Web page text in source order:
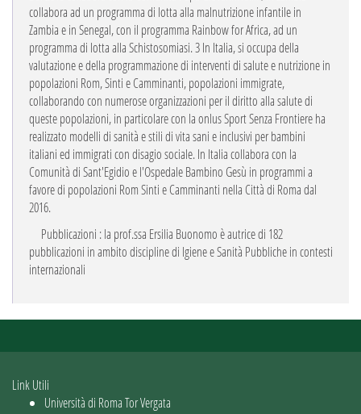
collabora ad un programma di lotta alla malnutrizione infantile in
Zambia e in Senegal, con il programma Rainbow for Africa, ad un
programma di lotta alla Schistosomiasi.3 In Italia, si occupa della
valutazione e della programmazione di interventi di salute e nutrizione in
popolazioni Rom, Sinti e Camminanti, popolazioni immigrate,
collaborando con numerose organizzazioni per il diritto alla salute di
queste popolazioni, in particolare con la onlus Sport Senza Frontiere ha
realizzato modelli di sanità e stili di vita sani e inclusivi per bambini
italiani ed immigrati con disagio sociale. In Italia collabora con la
Comunità di Sant'Egidio e l'Ospedale Bambino Gesù in programmi a
favore di popolazioni Rom Sinti e Camminanti nella Città di Roma dal
2016.
Pubblicazioni : la prof.ssa Ersilia Buonomo è autrice di 182
pubblicazioni in ambito discipline di Igiene e Sanità Pubbliche in contesti
internazionali
Link Utili
Università di Roma Tor Vergata